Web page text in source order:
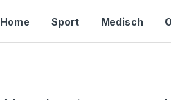
h
o
Home Sport Medisch